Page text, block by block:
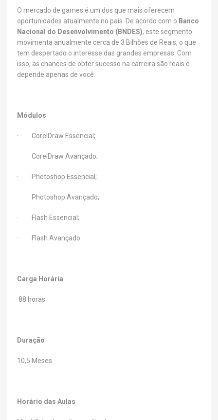
O mercado de games é um dos que mais oferecem
oportunidades atualmente no país. De acordo com o Banco
Nacional do Desenvolvimento (BNDES), este segmento
movimenta anualmente cerca de 3 Bilhões de Reais, o que
tem despertado o interesse das grandes empresas. Com
isso, as chances de obter sucesso na carreira são reais e
depende apenas de você.
Módulos
· CorelDraw Essencial;
· CorelDraw Avançado;
· Photoshop Essencial;
· Photoshop Avançado;
· Flash Essencial;
· Flash Avançado.
Carga Horária
88 horas
Duração
10,5 Meses
Horário das Aulas